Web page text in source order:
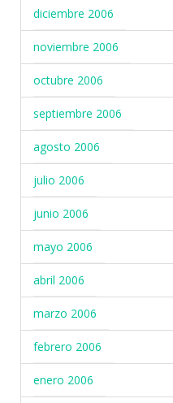
diciembre 2006
noviembre 2006
octubre 2006
septiembre 2006
agosto 2006
julio 2006
junio 2006
mayo 2006
abril 2006
marzo 2006
febrero 2006
enero 2006